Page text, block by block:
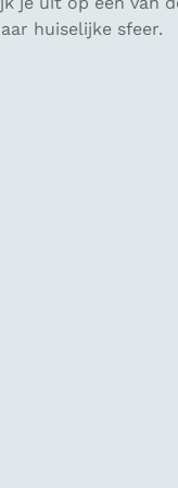
huiselijke sfeer.